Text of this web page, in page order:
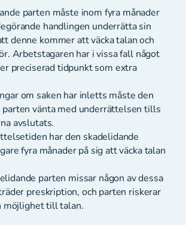
parten måste inom fyra månader
handlingen underrätta sin
denne kommer att väcka talan och
Arbetstagaren har i vissa fall något
preciserad tidpunkt som extra
om saken har inletts måste den
parten vänta med underrättelsen tills
avslutats.
har den skadelidande
fyra månader på sig att väcka talan
parten missar någon av dessa
preskription, och parten riskerar
möjlighet till talan.